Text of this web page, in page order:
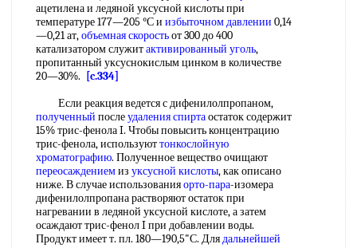
ацетилена и ледяной уксусной кислоты при
температуре 177—205 °С и избыточном давлении 0,14
—0,21 ат,объемная скоростьот 300 до 400
катализатором служитактивированный уголь,
пропитанный уксуснокислым цинком в количестве
20—30%.
[c.334]
Если реакция ведется с дифенилолпропаном,
полученный послеудаления спиртаостаток содержит
15% трис-фенола I. Чтобы повысить концентрацию
трис-фенола, используюттонкослойную
хроматографию. Полученное вещество очищают
переосаждениемиз уксусной кислоты, как описано
ниже. В случае использованияорто-пара-изомера
дифенилолпропана растворяют остаток при
нагревании в ледяной уксусной кислоте, а затем
осаждают трис-фенол I при добавлении воды.
Продукт имеет т. пл. 180—190,5"С. Длядальнейшей